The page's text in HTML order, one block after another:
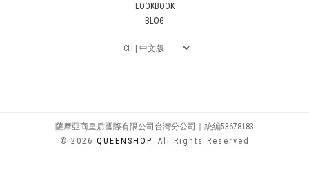
LOOKBOOK
BLOG
薩摩亞商皇后國際有限公司台灣分公司｜統編53678183
© 2026 QUEENSHOP. All Rights Reserved